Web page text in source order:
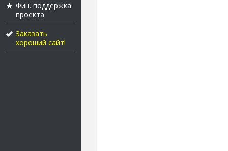
Фин. поддержка
проекта
Заказать
хороший сайт!